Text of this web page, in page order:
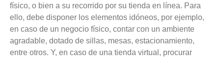
físico, o bien a su recorrido por su tienda en línea. Para
ello, debe disponer los elementos idóneos, por ejemplo,
en caso de un negocio físico, contar con un ambiente
agradable, dotado de sillas, mesas, estacionamiento,
entre otros. Y, en caso de una tienda virtual, procurar